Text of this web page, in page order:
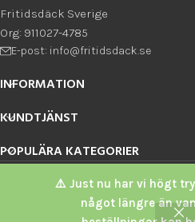
⚠️ Just nu har vi högt
något längre än
Fritidsdäck Sverige
Org: 911027-4785
E-post: info@fritidsdack.se
INFORMATION
KUNDTJÄNST
POPULÄRA KATEGORIER